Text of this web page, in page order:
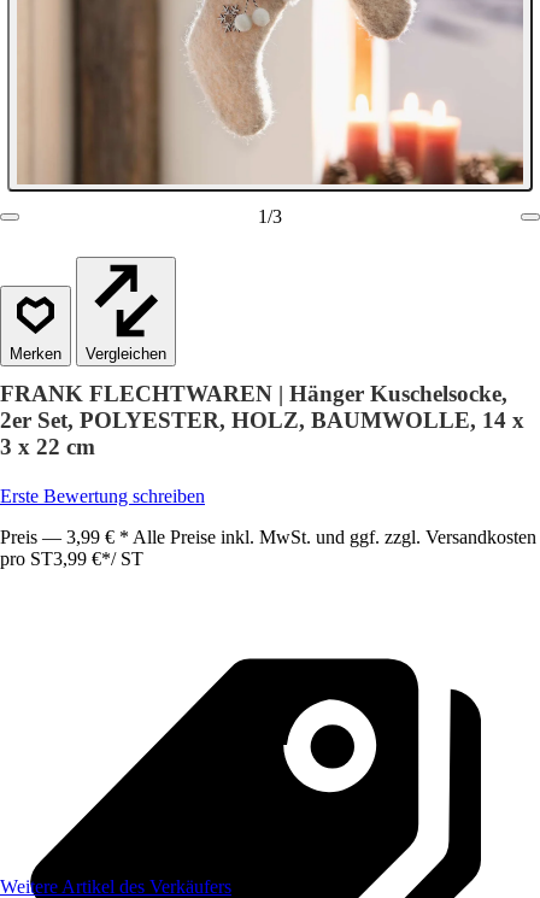
1/3
Vergleichen
FRANK FLECHTWAREN | Hänger Kuschelsocke,
2er Set, POLYESTER, HOLZ, BAUMWOLLE, 14 x
3 x 22 cm
Erste Bewertung schreiben
Preis — 3,99 € * Alle Preise inkl. MwSt. und ggf. zzgl. Versandkosten
pro ST3,99 €*/ ST
Weitere Artikel des Verkäufers